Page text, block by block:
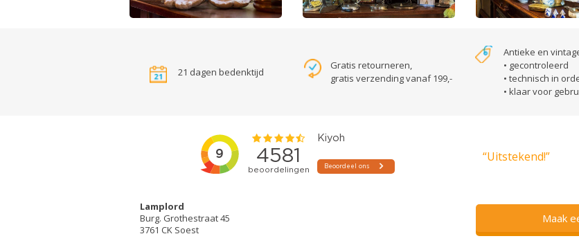
21 dagen bedenktijd
Gratis retourneren,
gratis verzending vanaf 199,-
Antieke en
• gecontroleerd
• technisch in
• klaar voor
“Uitstekend!”
Lamplord
Burg. Grothestraat 45
3761 CK Soest
Maak